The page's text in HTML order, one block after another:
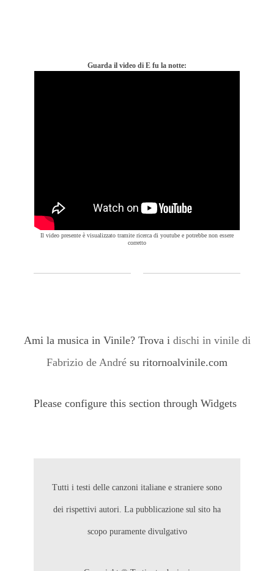
Guarda il video di E fu la notte:
Il video presente è visualizzato tramite ricerca di youtube e potrebbe non essere
corretto
Ami la musica in Vinile? Trova i dischi in vinile di
Fabrizio de André su ritornoalvinile.com
Please configure this section through Widgets
Tutti i testi delle canzoni italiane e straniere sono
dei rispettivi autori. La pubblicazione sul sito ha
scopo puramente divulgativo